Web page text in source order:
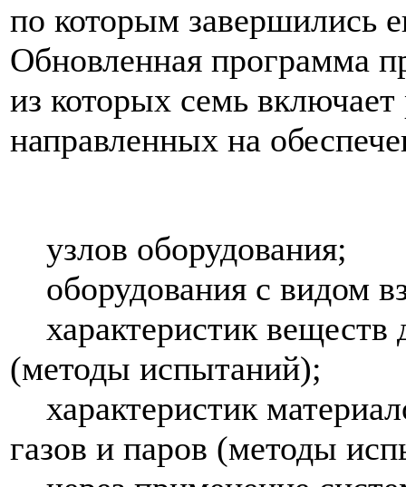
по которым завершились
Обновленная программа
из которых семь включает
направленных на
узлов оборудования;
оборудования с видом
характеристик веществ
(методы испытаний);
характеристик
газов и паров (методы